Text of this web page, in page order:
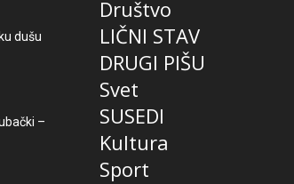
dušu
–
Društvo
LIČNI STAV
DRUGI PIŠU
Svet
SUSEDI
Kultura
Sport